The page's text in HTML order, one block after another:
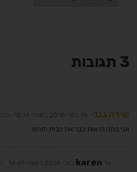
3 תגובות
שירה גנני
הגב
אני מתה לראות כבר את הבית הזה!!!
karen